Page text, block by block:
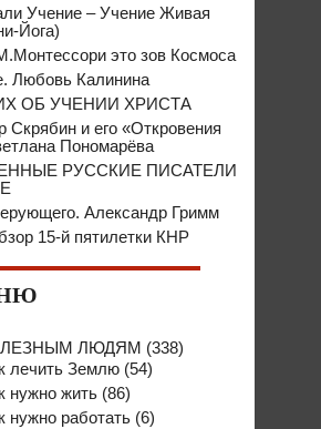
Учение – Учение Живая
Йога)
это зов Космоса
Любовь Калинина
ОБ УЧЕНИИ ХРИСТА
Скрябин и его «Откровения
Пономарёва
РУССКИЕ ПИСАТЕЛИ
Александр Гримм
15-й пятилетки КНР
ЛЮДЯМ (338)
лечить Землю (54)
нужно жить (86)
нужно работать (6)